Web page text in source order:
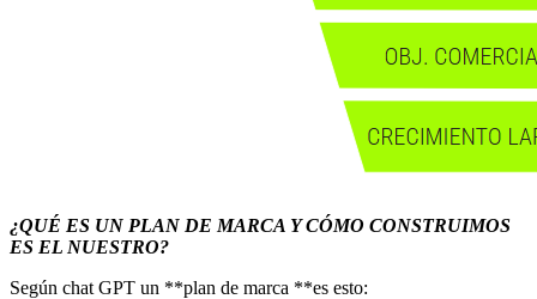
¿QUÉ ES UN PLAN DE MARCA Y CÓMO CONSTRUIMOS
ES EL NUESTRO?
Según chat GPT un **plan de marca **es esto: